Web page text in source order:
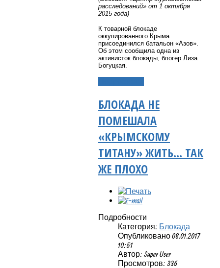
расследований» от 1 октября
2015 года)
К товарной блокаде
оккупированного Крыма
присоединился батальон «Азов».
Об этом сообщила одна из
активисток блокады, блогер Лиза
Богуцкая.
БЛОКАДА НЕ
ПОМЕШАЛА
«КРЫМСКОМУ
ТИТАНУ» ЖИТЬ… ТАК
ЖЕ ПЛОХО
Подробности
Категория: Блокада
Опубликовано 08.01.2017
10:51
Автор: Super User
Просмотров: 336